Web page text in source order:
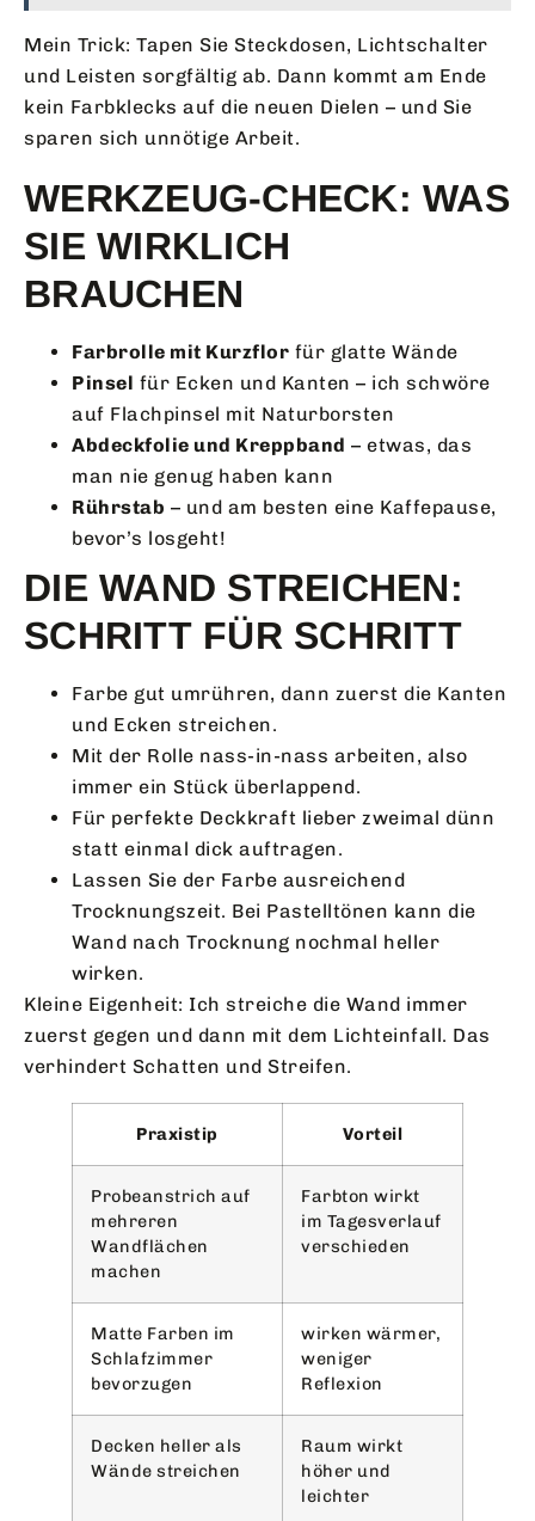
Mein Trick: Tapen Sie Steckdosen, Lichtschalter
und Leisten sorgfältig ab. Dann kommt am Ende
kein Farbklecks auf die neuen Dielen – und Sie
sparen sich unnötige Arbeit.
WERKZEUG-CHECK: WAS
SIE WIRKLICH
BRAUCHEN
Farbrolle mit Kurzflor für glatte Wände
Pinsel für Ecken und Kanten – ich schwöre
auf Flachpinsel mit Naturborsten
Abdeckfolie und Kreppband – etwas, das
man nie genug haben kann
Rührstab – und am besten eine Kaffepause,
bevor’s losgeht!
DIE WAND STREICHEN:
SCHRITT FÜR SCHRITT
Farbe gut umrühren, dann zuerst die Kanten
und Ecken streichen.
Mit der Rolle nass-in-nass arbeiten, also
immer ein Stück überlappend.
Für perfekte Deckkraft lieber zweimal dünn
statt einmal dick auftragen.
Lassen Sie der Farbe ausreichend
Trocknungszeit. Bei Pastelltönen kann die
Wand nach Trocknung nochmal heller
wirken.
Kleine Eigenheit: Ich streiche die Wand immer
zuerst gegen und dann mit dem Lichteinfall. Das
verhindert Schatten und Streifen.
Praxistip Vorteil
Probeanstrich auf
mehreren
Wandflächen
machen
Farbton wirkt
im Tagesverlauf
verschieden
Matte Farben im
Schlafzimmer
bevorzugen
wirken wärmer,
weniger
Reflexion
Decken heller als
Wände streichen
Raum wirkt
höher und
leichter